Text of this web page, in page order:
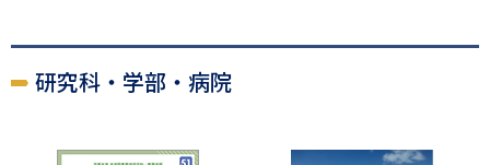
研究科・学部・病院